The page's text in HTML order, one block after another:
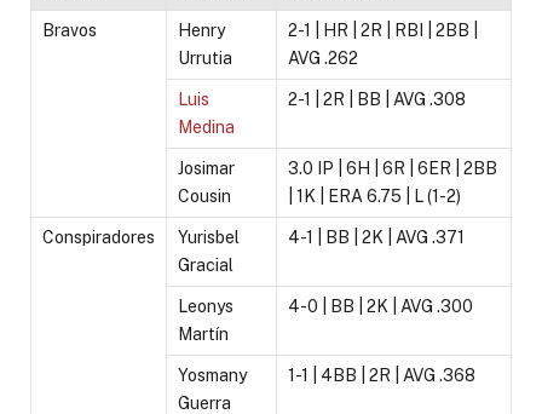
Bravos
Henry
Urrutia
2-1 | HR | 2R | RBI | 2BB |
AVG .262
Luis
Medina
2-1 | 2R | BB | AVG .308
Josimar
Cousin
3.0 IP | 6H | 6R | 6ER | 2BB
| 1K | ERA 6.75 | L (1-2)
Conspiradores
Yurisbel
Gracial
4-1 | BB | 2K | AVG .371
Leonys
Martín
4-0 | BB | 2K | AVG .300
Yosmany
Guerra
1-1 | 4BB | 2R | AVG .368